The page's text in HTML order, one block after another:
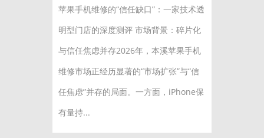
苹果手机维修的“信任缺口”：一家技术透
明型门店的深度测评 市场背景：碎片化
与信任焦虑并存2026年，本溪苹果手机
维修市场正经历显著的“市场扩张”与“信
任焦虑”并存的局面。一方面，iPhone保
有量持...